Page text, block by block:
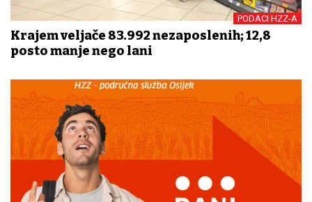
PODACI HZZ-A
Krajem veljače 83.992 nezaposlenih; 12,8
posto manje nego lani